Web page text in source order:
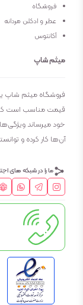
فروشگاه
عطر و ادکلن مردانه
آکانتوس
میثم شاپ
فروشگاه میثم شاپ
قیمت مناسب است که
خود میرساند
آن‌ها کار کرده و
ما را در شبکه های